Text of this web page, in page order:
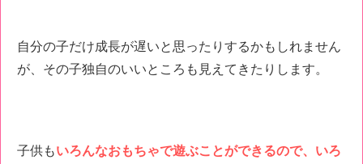
自分の子だけ成長が遅いと思ったりするかもしれません
が、その子独自のいいところも見えてきたりします。
子供もいろんなおもちゃで遊ぶことができるので、いろ